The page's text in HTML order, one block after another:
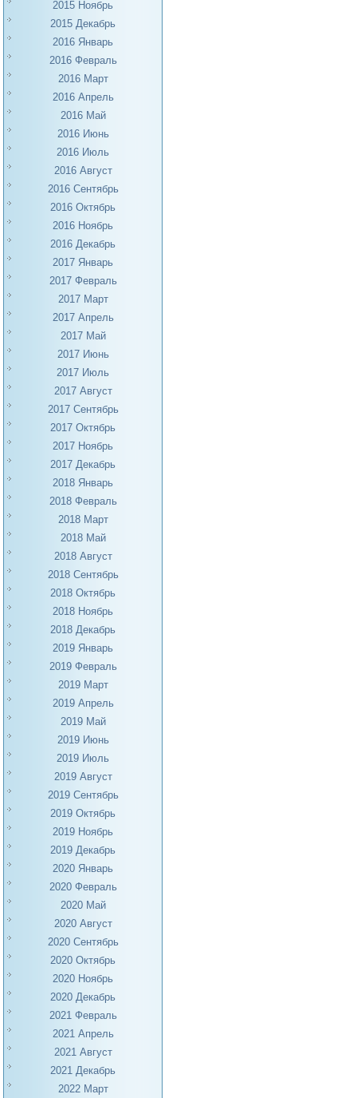
2015 Ноябрь
2015 Декабрь
2016 Январь
2016 Февраль
2016 Март
2016 Апрель
2016 Май
2016 Июнь
2016 Июль
2016 Август
2016 Сентябрь
2016 Октябрь
2016 Ноябрь
2016 Декабрь
2017 Январь
2017 Февраль
2017 Март
2017 Апрель
2017 Май
2017 Июнь
2017 Июль
2017 Август
2017 Сентябрь
2017 Октябрь
2017 Ноябрь
2017 Декабрь
2018 Январь
2018 Февраль
2018 Март
2018 Май
2018 Август
2018 Сентябрь
2018 Октябрь
2018 Ноябрь
2018 Декабрь
2019 Январь
2019 Февраль
2019 Март
2019 Апрель
2019 Май
2019 Июнь
2019 Июль
2019 Август
2019 Сентябрь
2019 Октябрь
2019 Ноябрь
2019 Декабрь
2020 Январь
2020 Февраль
2020 Май
2020 Август
2020 Сентябрь
2020 Октябрь
2020 Ноябрь
2020 Декабрь
2021 Февраль
2021 Апрель
2021 Август
2021 Декабрь
2022 Март